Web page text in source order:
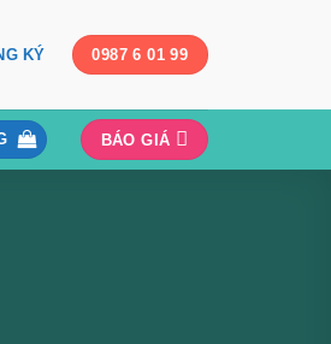
KÝ 0987 6 01 99
BÁO GIÁ